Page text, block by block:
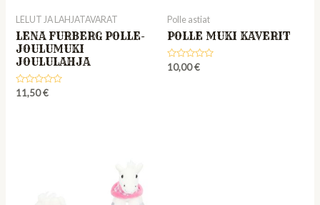
LELUT JA LAHJATAVARAT
LENA FURBERG POLLE-
JOULUMUKI
JOULULAHJA
Rated
11,50€
Polle astiat
POLLE MUKI KAVERIT
Rated
10,00€